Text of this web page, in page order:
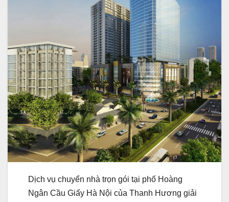
Dịch vụ chuyển nhà trọn gói tại phố Hoàng
Ngân Cầu Giấy Hà Nội của Thanh Hương giải